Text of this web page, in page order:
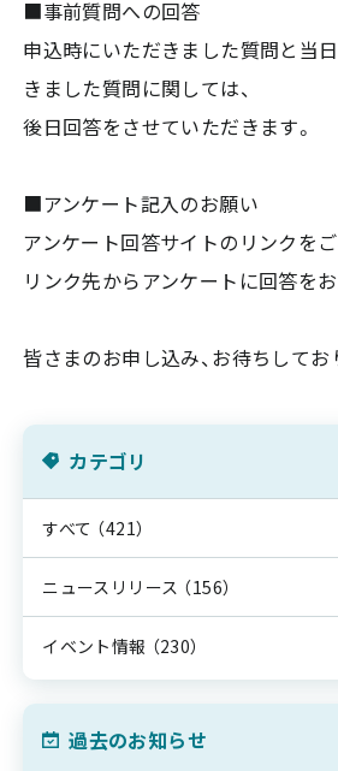
■事前質問への回答
申込時にいただきました質問と当
きました質問に関しては、
後日回答をさせていただきます。
■アンケート記入のお願い
アンケート回答サイトのリンクをご
リンク先からアンケートに回答を
皆さまのお申し込み、お待ちしてお
カテゴリ
すべて （421）
ニュースリリース （156）
イベント情報 （230）
過去のお知らせ